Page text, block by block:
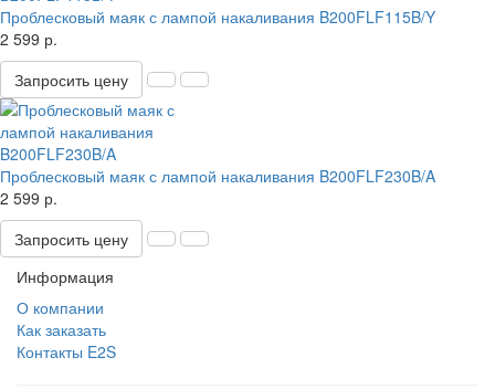
Проблесковый маяк с лампой накаливания B200FLF115B/Y
2 599 р.
Запросить цену
Проблесковый маяк с лампой накаливания B200FLF230B/A
2 599 р.
Запросить цену
Информация
О компании
Как заказать
Контакты E2S